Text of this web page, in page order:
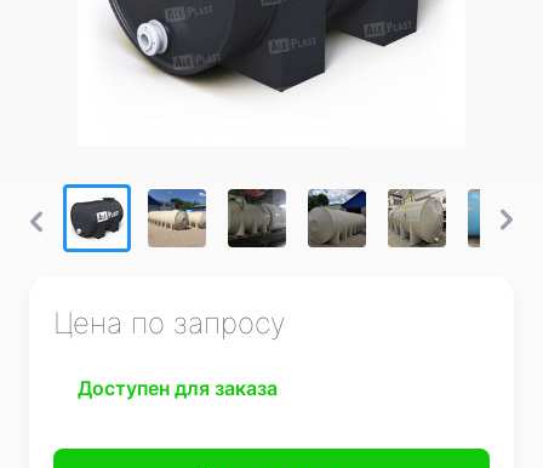
Цена по запросу
Доступен для заказа